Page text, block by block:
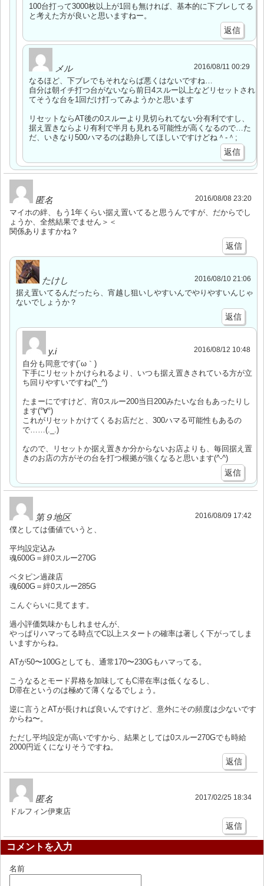
100台打って3000枚以上が1回も無ければ、基本的に下ブレしてる
と考えた方が良いと思いますねー。
返信
メル 2016/08/11 00:29
なるほど、下ブレでもそれならば悪くはないですね…
自分は朝イチ打つ台がないなら前日4スルー以上などリセットされ
てそうな台を1回だけ打ってみようかと思います
リセットならAT後の0スルーより見切られてない分有利ですし、
据え置きならより有利で半月も見れる可能性が高くなるので…た
だ、いきなり500ハマるのは勘弁してほしいですけどね＾-＾;
返信
匿名 2016/08/08 23:20
マイホの絆、もう1年くらい据え置いてると思うんですが、だからでし
ょうか、全然結果でません＞＜
関係ありますかね？
返信
たけし 2016/08/10 21:06
据え置いてるんだったら、宵越し狙いしやすいんでやりやすいんじゃ
ないでしょうか？
返信
y.i 2016/08/12 10:48
自分も同意です(´ω｀)
下手にリセットかけられるより、いつも据え置きされている方が立
ち回りやすいですね(^_^)
たまーにですけど、宵0スルー200当日200みたいな台もあったりし
ます(°∀°)
これがリセットかけてくるお店だと、300ハマる可能性もあるの
で……(._.)
なので、リセットか据え置きか分からないお店よりも、毎回据え置
きのお店の方がその台を打つ根拠が強くなると思います(^-^)
返信
第９地区 2016/08/09 17:42
僕としては価値でいうと、
平均設定込み
魂600G＝絆0スルー270G
ベタピン過疎店
魂600G＝絆0スルー285G
こんぐらいに見てます。
過小評価気味かもしれませんが、
やっぱりハマってる時点でC以上スタートの確率は著しく下がってしま
いますからね。
ATが50〜100Gとしても、通常170〜230Gもハマってる。
こうなるとモード昇格を加味してもC滞在率は低くなるし、
D滞在というのは極めて薄くなるでしょう。
逆に言うとATが長ければ良いんですけど、意外にその頻度は少ないです
からね〜。
ただし平均設定が高いですから、結果としては0スルー270Gでも時給
2000円近くになりそうですね。
返信
匿名 2017/02/25 18:34
ドルフィン伊東店
返信
コメントを入力
名前